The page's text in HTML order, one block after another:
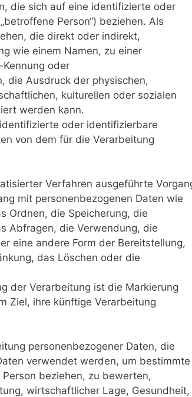
die sich auf eine identifizierte oder
Person“) beziehen. Als
die direkt oder indirekt,
wie einem Namen, zu einer
oder
die Ausdruck der physischen,
kulturellen oder sozialen
werden kann.
oder identifizierbare
von dem für die Verarbeitung
Verfahren ausgeführte
mit personenbezogenen Daten wie
Ordnen, die Speicherung, die
Abfragen, die Verwendung, die
eine andere Form der Bereitstellung,
das Löschen oder die
der Verarbeitung ist die Markierung
Ziel, ihre künftige Verarbeitung
personenbezogener Daten, die
verwendet werden, um bestimmte
beziehen, zu bewerten,
wirtschaftlicher Lage, Gesundheit,